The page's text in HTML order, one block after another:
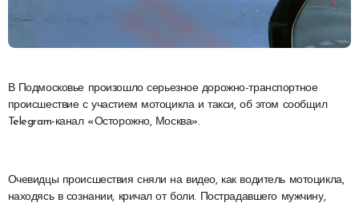
В Подмосковье произошло серьезное дорожно-транспортное
происшествие с участием мотоцикла и такси, об этом сообщил
Telegram-канал «Осторожно, Москва».
Очевидцы происшествия сняли на видео, как водитель мотоцикла,
находясь в сознании, кричал от боли. Пострадавшего мужчину,